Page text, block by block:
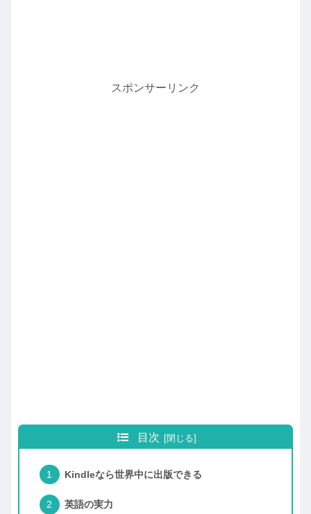
スポンサーリンク
目次
Kindleなら世界中に出版できる
英語の実力